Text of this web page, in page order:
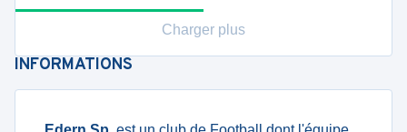
Charger plus
INFORMATIONS